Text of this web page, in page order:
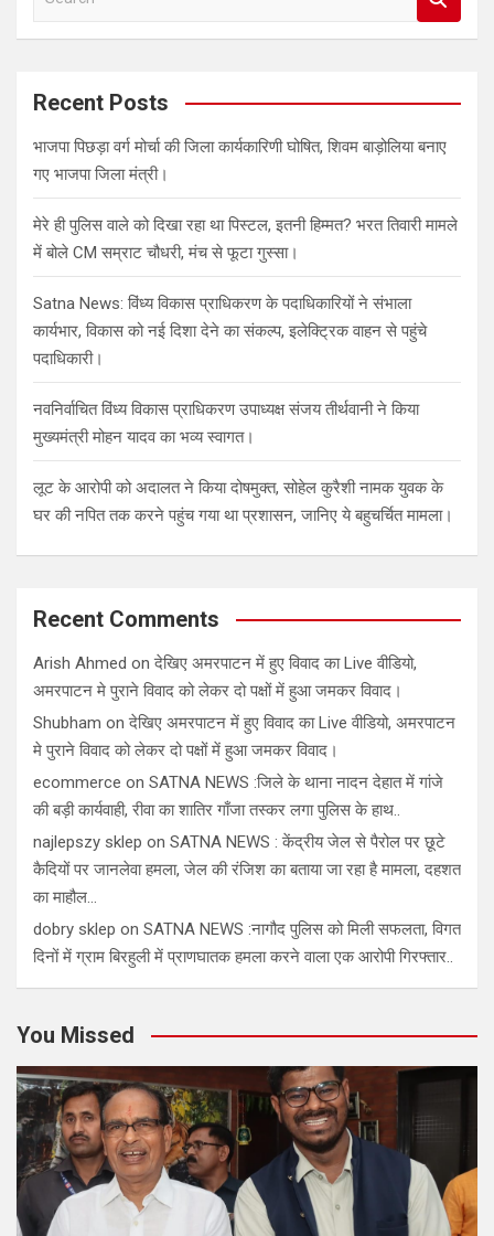
a
c
Recent Posts
भाजपा पिछड़ा वर्ग मोर्चा की जिला कार्यकारिणी घोषित, शिवम बाड़ोलिया बनाए
गए भाजपा जिला मंत्री।
मेरे ही पुलिस वाले को दिखा रहा था पिस्टल, इतनी हिम्मत? भरत तिवारी मामले
में बोले CM सम्राट चौधरी, मंच से फूटा गुस्सा।
Satna News: विंध्य विकास प्राधिकरण के पदाधिकारियों ने संभाला
कार्यभार, विकास को नई दिशा देने का संकल्प, इलेक्ट्रिक वाहन से पहुंचे
पदाधिकारी।
नवनिर्वाचित विंध्य विकास प्राधिकरण उपाध्यक्ष संजय तीर्थवानी ने किया
मुख्यमंत्री मोहन यादव का भव्य स्वागत।
लूट के आरोपी को अदालत ने किया दोषमुक्त, सोहेल कुरैशी नामक युवक के
घर की नपित तक करने पहुंच गया था प्रशासन, जानिए ये बहुचर्चित मामला।
Recent Comments
Arish Ahmed onदेखिए अमरपाटन में हुए विवाद का Live वीडियो,
अमरपाटन मे पुराने विवाद को लेकर दो पक्षों में हुआ जमकर विवाद।
Shubham onदेखिए अमरपाटन में हुए विवाद का Live वीडियो, अमरपाटन
मे पुराने विवाद को लेकर दो पक्षों में हुआ जमकर विवाद।
ecommerce on SATNA NEWS :जिले के थाना नादन देहात में गांजे
की बड़ी कार्यवाही, रीवा का शातिर गाँजा तस्कर लगा पुलिस के हाथ..
najlepszy sklep on SATNA NEWS : केंद्रीय जेल से पैरोल पर छूटे
कैदियों पर जानलेवा हमला, जेल की रंजिश का बताया जा रहा है मामला, दहशत
का माहौल…
dobry sklep on SATNA NEWS :नागौद पुलिस को मिली सफलता, विगत
दिनों में ग्राम बिरहुली में प्राणघातक हमला करने वाला एक आरोपी गिरफ्तार..
You Missed